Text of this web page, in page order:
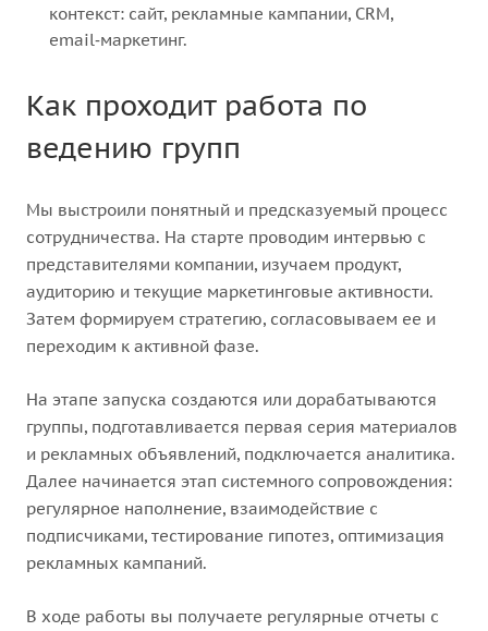
контекст: сайт, рекламные кампании, CRM,
email‑маркетинг.
Как проходит работа по
ведению групп
Мы выстроили понятный и предсказуемый процесс
сотрудничества. На старте проводим интервью с
представителями компании, изучаем продукт,
аудиторию и текущие маркетинговые активности.
Затем формируем стратегию, согласовываем ее и
переходим к активной фазе.
На этапе запуска создаются или дорабатываются
группы, подготавливается первая серия материалов
и рекламных объявлений, подключается аналитика.
Далее начинается этап системного сопровождения:
регулярное наполнение, взаимодействие с
подписчиками, тестирование гипотез, оптимизация
рекламных кампаний.
В ходе работы вы получаете регулярные отчеты с